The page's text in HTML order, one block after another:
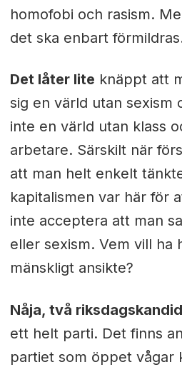
homofobi och rasism.
det ska enbart
Det låter lite knäppt att
sig en värld utan sexism
inte en värld utan klass
arbetare. Särskilt när
att man helt enkelt
kapitalismen var här för
inte acceptera att man
eller sexism. Vem vill ha
mänskligt ansikte?
Nåja, två
ett helt parti. Det finns
partiet som öppet vågar